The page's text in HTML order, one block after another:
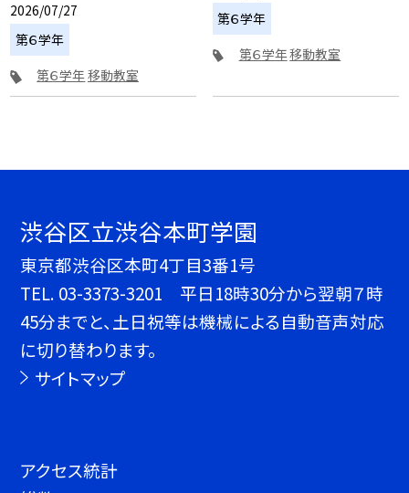
2026/07/27
第６学年
第６学年移動教室
第６学年
第６学年移動教室
渋谷区立渋谷本町学園
東京都渋谷区本町4丁目3番1号
TEL. 03-3373-3201 平日18時30分から翌朝７時
45分までと、土日祝等は機械による自動音声対応
に切り替わります。
サイトマップ
アクセス統計